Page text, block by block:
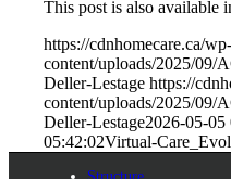
This post is also available
https://cdnhomecare.ca/wp-
content/uploads/2025/09/
Deller-Lestage https://
content/uploads/2025/09/
Deller-Lestage2026-05-05
05:42:02Virtual-